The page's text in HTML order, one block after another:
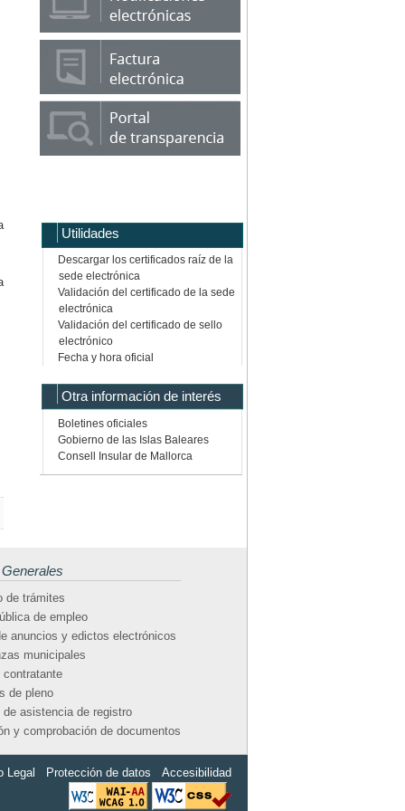
Utilidades
Descargar los certificados raíz de la
sede electrónica
Validación del certificado de la sede
electrónica
Validación del certificado de sello
electrónico
Fecha y hora oficial
Otra información de interés
Boletines oficiales
Gobierno de las Islas Baleares
Consell Insular de Mallorca
de trámites
de empleo
anuncios y edictos electrónicos
municipales
de pleno
asistencia de registro
y comprobación de documentos
Legal Protección de datos Accesibilidad